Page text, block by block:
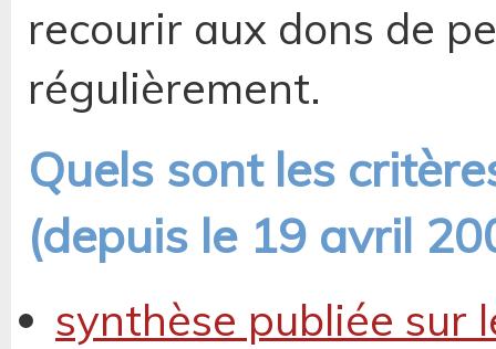
recourir aux dons de
régulièrement.
Quels sont les
(depuis le 19 avril
synthèse publiée sur